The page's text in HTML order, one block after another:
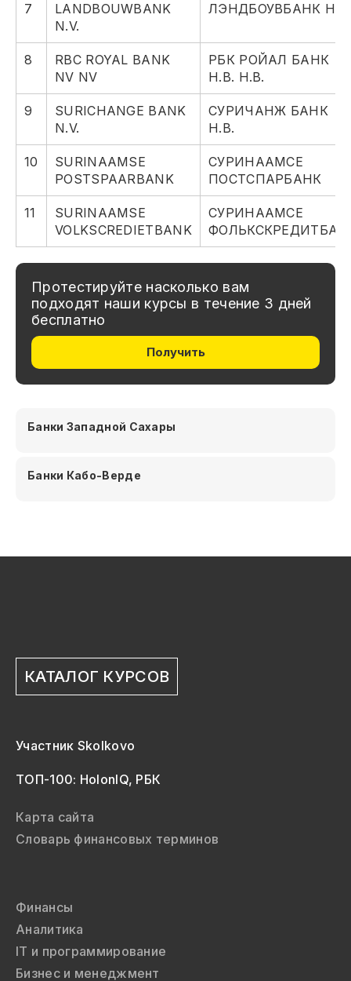
7
LANDBOUWBANK
N.V.
ЛЭНДБОУВБАНК Н.В.
8
RBC ROYAL BANK
NV NV
РБК РОЙАЛ БАНК
Н.В. Н.В.
9
SURICHANGE BANK
N.V.
СУРИЧАНЖ БАНК
Н.В.
10
SURINAAMSE
POSTSPAARBANK
СУРИНААМСЕ
ПОСТСПАРБАНК
11
SURINAAMSE
VOLKSCREDIETBANK
СУРИНААМСЕ
Протестируйте насколько вам
подходят наши курсы в течение 3 дней
бесплатно
Получить
Банки Западной Сахары
Банки Кабо-Верде
КАТАЛОГ КУРСОВ
Участник Skolkovo
ТОП-100: HolonIQ, РБК
Карта сайта
Словарь финансовых терминов
Финансы
Аналитика
IT и программирование
Бизнес и менеджмент